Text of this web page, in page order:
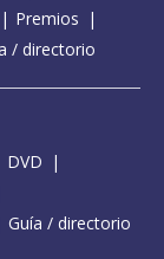
Premios
/ directorio
DVD
Guía / directorio